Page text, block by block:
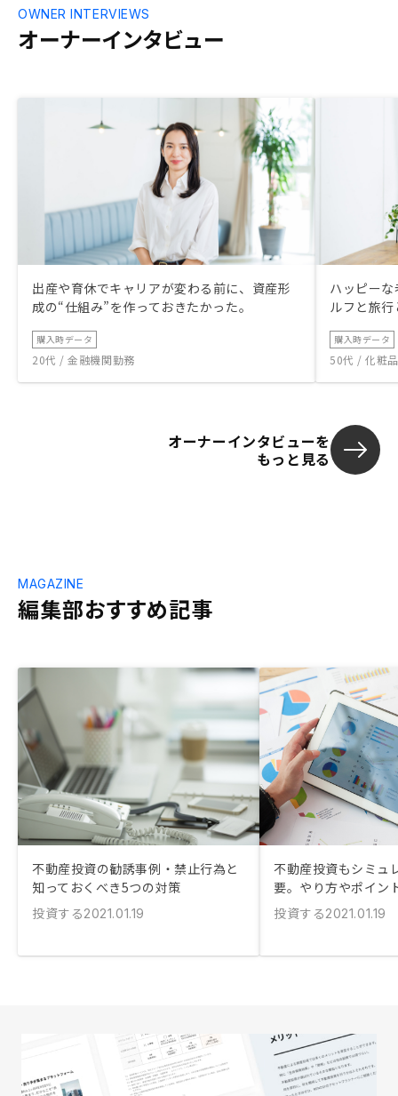
に、怪しさを感じさせるイメージ形成を助
長してしまっていると感じます。
オーナーインタビュー
OWNER INTERVIEWS
出産や育休でキャリアが変わる前に、資産形
成の“仕組み”を作っておきたかった。
購入時データ
20代 / 金融機関勤務
ハッピー
ルフと旅
購入時データ
50代 / 化粧
オーナーインタビューを
もっと見る
編集部おすすめ記事
MAGAZINE
不動産投資の勧誘事例・禁止行為と
知っておくべき5つの対策
投資する2021.01.19
不動産投資もシミュ
要。やり方やポイン
投資する2021.01.19